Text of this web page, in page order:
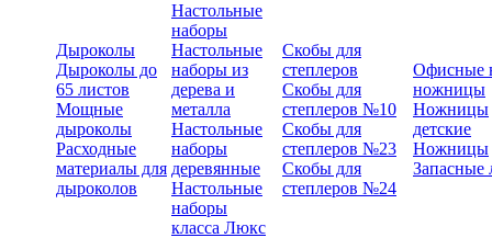
Дыроколы
Дыроколы до
65 листов
Мощные
дыроколы
Расходные
материалы для
дыроколов
Настольные
наборы
Настольные
наборы из
дерева и
металла
Настольные
наборы
деревянные
Настольные
наборы
класса Люкс
Скобы для
степлеров
Скобы для
степлеров №10
Скобы для
степлеров №23
Скобы для
степлеров №24
Офисные
ножницы
Ножницы
детские
Ножницы
Запасные